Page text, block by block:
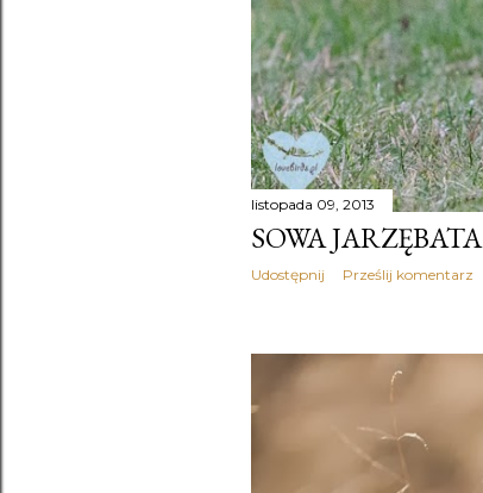
listopada 09, 2013
SOWA JARZĘBATA
Udostępnij Prześlij komentarz